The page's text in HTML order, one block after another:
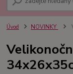
Úvod NOVINKY